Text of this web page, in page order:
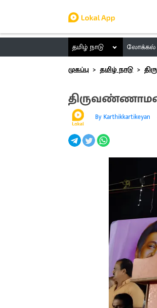
தமிழ் நாடு லோக்கல்
முகப்பு
தமிழ் நாடு
By Karthikkartikeyan